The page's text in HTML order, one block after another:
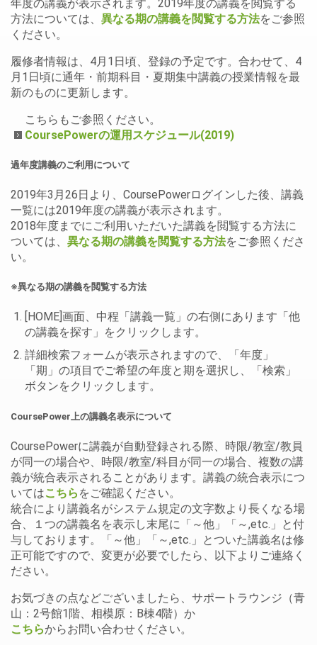
年度の講義が表示されます。2019年度の講義を閲覧する
方法については、 異なる期の講義を閲覧する方法をご参照
ください。
履修者情報は、4月1日頃、登録の予定です。合わせて、4
月1日頃に通年・前期科目・夏期集中講義の授業情報を最
新のものに更新します。
こちらもご参照ください。
CoursePowerの運用スケジュール(2019)
過年度講義のご利用について
2019年3月26日より、CoursePowerログインした後、講義
一覧には2019年度の講義が表示されます。
2018年度までにご利用いただいた講義を閲覧する方法に
ついては、 異なる期の講義を閲覧する方法をご参照くださ
い。
※異なる期の講義を閲覧する方法
[HOME]画面、中程「講義一覧」の右側にあります「他
の講義を探す」をクリックします。
詳細検索フォームが表示されますので、「年度」
「期」の項目でご希望の年度と期を選択し、「検索」
ボタンをクリックします。
CoursePower上の講義名表示について
CoursePowerに講義が自動登録される際、時限/教室/教員
が同一の場合や、時限/教室/科目が同一の場合、複数の講
義が統合表示されることがあります。講義の統合表示につ
いてはこちら をご確認ください。
統合により講義名がシステム規定の文字数より長くなる場
合、１つの講義名を表示し末尾に「～他」「～,etc.」と付
与しております。「～他」「～,etc.」とついた講義名は修
正可能ですので、変更が必要でしたら、以下よりご連絡く
ださい。
お気づきの点などございましたら、サポートラウンジ（青
山：2号館1階、相模原：B棟4階）か
こちらからお問い合わせください。